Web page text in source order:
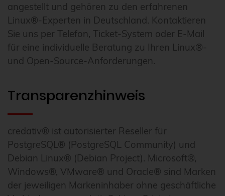
angestellt und gehören zu den erfahrenen
Linux®-Experten in Deutschland. Kontaktieren
Sie uns per Telefon, Ticket-System oder E-Mail
für eine individuelle Beratung zu Ihren Linux®-
und Open-Source-Anforderungen.
Transparenzhinweis
credativ® ist autorisierter Reseller für
PostgreSQL® (PostgreSQL Community) und
Debian Linux® (Debian Project). Microsoft®,
Windows®, VMware® und Oracle® sind Marken
der jeweiligen Markeninhaber ohne geschäftliche